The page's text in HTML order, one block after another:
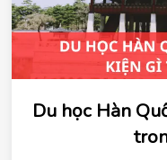
Du học Hàn